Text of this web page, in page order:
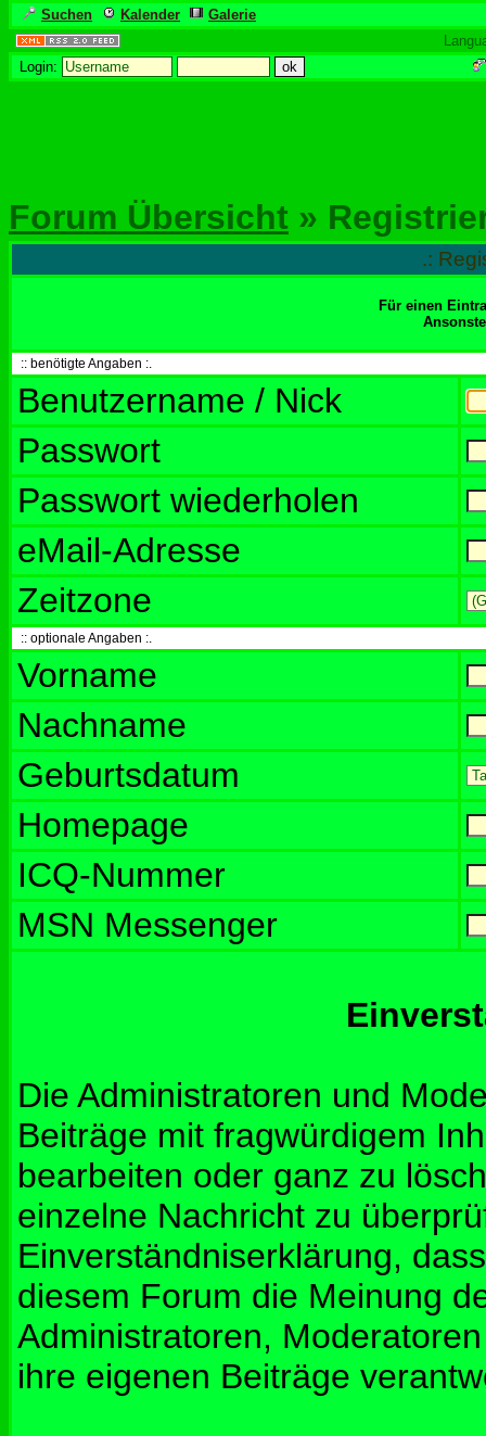
Suchen Kalender
Galerie
Login:
Forum Übersicht »
.:
Für einen
:: benötigte Angaben :.
Benutzername / Nick
Passwort
Passwort wiederholen
eMail-Adresse
Zeitzone
:: optionale Angaben :.
Vorname
Nachname
Geburtsdatum
Homepage
ICQ-Nummer
MSN Messenger
Die Administratoren und
Beiträge mit fragwürdigem
bearbeiten oder ganz zu
einzelne Nachricht zu
Einverständniserklärung,
diesem Forum die Meinung
Administratoren,
ihre eigenen Beiträge